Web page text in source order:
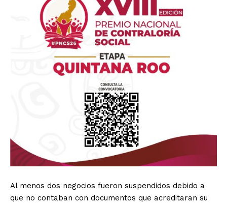
Al menos dos negocios fueron suspendidos debido a
que no contaban con documentos que acreditaran su